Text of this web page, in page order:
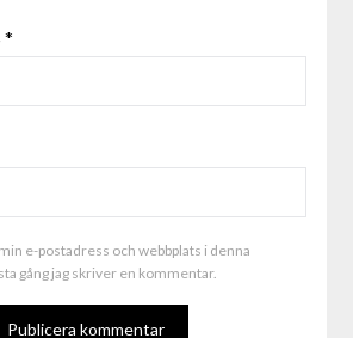
*
e-postadress och webbplats i denna
gång jag skriver en kommentar.